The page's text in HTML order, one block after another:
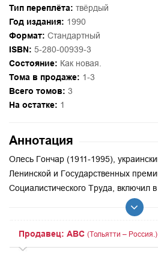
Тип переплёта: твёрдый
Год издания: 1990
Формат: Стандартный
ISBN: 5-280-00939-3
Состояние: Как новая.
Тома в продаже: 1-3
Всего томов: 3
На остатке: 1
Аннотация
Олесь Гончар (1911-1995),
Ленинской и Государственных
Социалистического Труда, включил
Продавец: ABC (Тольятти – Россия.)